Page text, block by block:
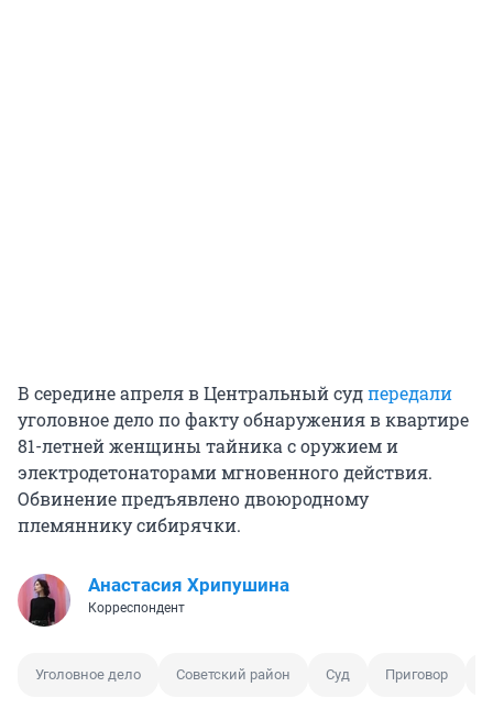
В середине апреля в Центральный судпередали
уголовное дело по факту обнаружения в квартире
81-летней женщины тайника с оружием и
электродетонаторами мгновенного действия.
Обвинение предъявлено двоюродному
племяннику сибирячки.
Анастасия Хрипушина
Корреспондент
Уголовное дело Советский район Суд Приговор